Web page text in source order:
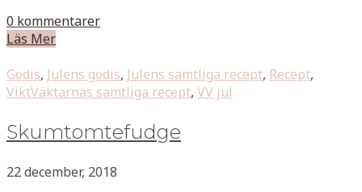
0 kommentarer
Läs Mer
Godis, Julens godis, Julens samtliga recept, Recept,
ViktVäktarnas samtliga recept, VV jul
Skumtomtefudge
22 december, 2018